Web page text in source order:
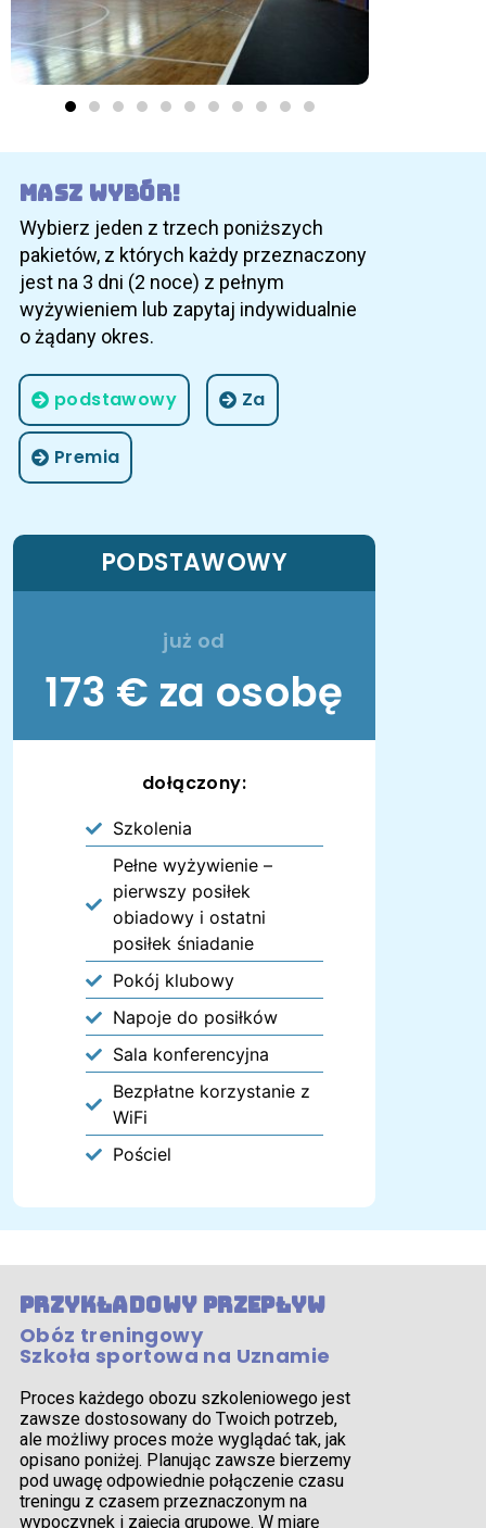
Masz wybór!
Wybierz jeden z trzech poniższych
pakietów, z których każdy przeznaczony
jest na 3 dni (2 noce) z pełnym
wyżywieniem lub zapytaj indywidualnie
o żądany okres.
podstawowy Za
Premia
PODSTAWOWY
już od
173 € za osobę
dołączony:
Szkolenia
Pełne wyżywienie –
pierwszy posiłek
obiadowy i ostatni
posiłek śniadanie
Pokój klubowy
Napoje do posiłków
Sala konferencyjna
Bezpłatne korzystanie z
WiFi
Pościel
Przykładowy przepływ
Obóz treningowy
Szkoła sportowa na Uznamie
Proces każdego obozu szkoleniowego jest
zawsze dostosowany do Twoich potrzeb,
ale możliwy proces może wyglądać tak, jak
opisano poniżej. Planując zawsze bierzemy
pod uwagę odpowiednie połączenie czasu
treningu z czasem przeznaczonym na
wypoczynek i zajęcia grupowe. W miarę